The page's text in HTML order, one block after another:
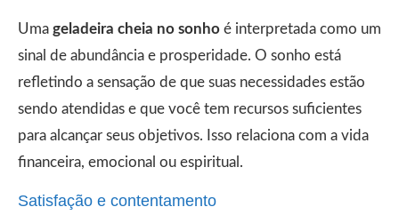
Uma geladeira cheia no sonho é interpretada como um
sinal de abundância e prosperidade. O sonho está
refletindo a sensação de que suas necessidades estão
sendo atendidas e que você tem recursos suficientes
para alcançar seus objetivos. Isso relaciona com a vida
financeira, emocional ou espiritual.
Satisfação e contentamento